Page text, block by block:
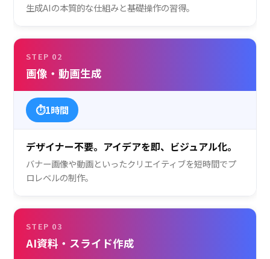
生成AIの本質的な仕組みと基礎操作の習得。
STEP 02
画像・動画生成
⏱1時間
デザイナー不要。アイデアを即、ビジュアル化。
バナー画像や動画といったクリエイティブを短時間でプ
ロレベルの制作。
STEP 03
AI資料・スライド作成